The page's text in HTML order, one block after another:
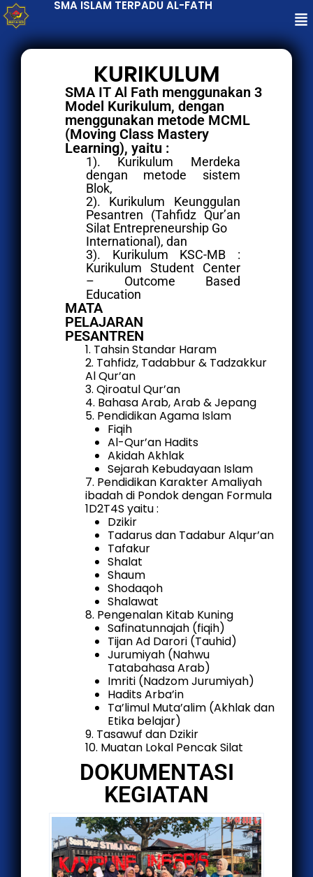
SMA ISLAM TERPADU AL-FATH
KURIKULUM
SMA IT Al Fath menggunakan 3
Model Kurikulum, dengan
menggunakan metode MCML
(Moving Class Mastery
Learning), yaitu :
1). Kurikulum Merdeka
dengan metode sistem
Blok,
2). Kurikulum Keunggulan
Pesantren (Tahfidz Qur’an
Silat Entrepreneurship Go
International), dan
3). Kurikulum KSC-MB :
Kurikulum Student Center
– Outcome Based
Education
MATA
PELAJARAN
PESANTREN
1. Tahsin Standar Haram
2. Tahfidz, Tadabbur & Tadzakkur
Al Qur’an
3. Qiroatul Qur’an
4. Bahasa Arab, Arab & Jepang
5. Pendidikan Agama Islam
Fiqih
Al-Qur’an Hadits
Akidah Akhlak
Sejarah Kebudayaan Islam
7. Pendidikan Karakter Amaliyah
ibadah di Pondok dengan Formula
1D2T4S yaitu :
Dzikir
Tadarus dan Tadabur Alqur’an
Tafakur
Shalat
Shaum
Shodaqoh
Shalawat
8. Pengenalan Kitab Kuning
Safinatunnajah (fiqih)
Tijan Ad Darori (Tauhid)
Jurumiyah (Nahwu
Tatabahasa Arab)
Imriti (Nadzom Jurumiyah)
Hadits Arba’in
Ta’limul Muta’alim (Akhlak dan
Etika belajar)
9. Tasawuf dan Dzikir
10. Muatan Lokal Pencak Silat
DOKUMENTASI
KEGIATAN